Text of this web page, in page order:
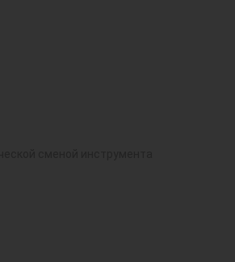
сменой инструмента